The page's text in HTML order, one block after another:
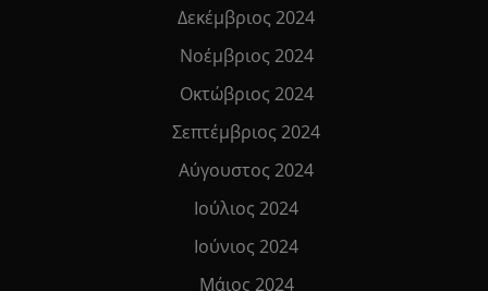
Δεκέμβριος 2024
Νοέμβριος 2024
Οκτώβριος 2024
Σεπτέμβριος 2024
Αύγουστος 2024
Ιούλιος 2024
Ιούνιος 2024
Μάιος 2024